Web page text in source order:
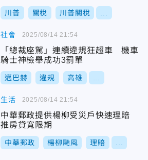
他
川普 關稅 川普關稅
社會
「總裁座駕」連續違規狂超車 機車
騎士神檢舉成功3罰單
邁巴赫 違規 高雄
2025/08/14 21:54
生活
中華郵政提供楊柳受災戶快速理賠
推房貸寬限期
中華郵政 楊柳颱風 理賠
2025/08/14 21:54